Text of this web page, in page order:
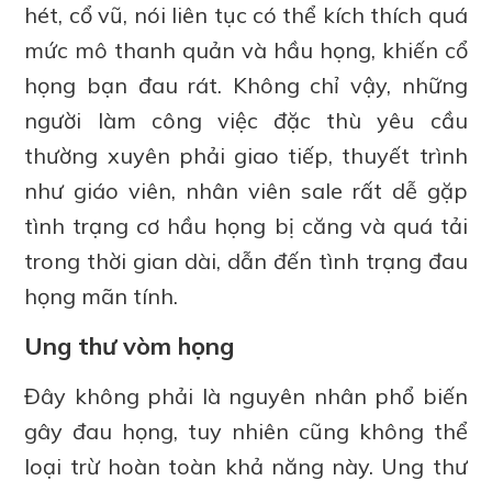
hét, cổ vũ, nói liên tục có thể kích thích quá
mức mô thanh quản và hầu họng, khiến cổ
họng bạn đau rát. Không chỉ vậy, những
người làm công việc đặc thù yêu cầu
thường xuyên phải giao tiếp, thuyết trình
như giáo viên, nhân viên sale rất dễ gặp
tình trạng cơ hầu họng bị căng và quá tải
trong thời gian dài, dẫn đến tình trạng đau
họng mãn tính.
Ung thư vòm họng
Đây không phải là nguyên nhân phổ biến
gây đau họng, tuy nhiên cũng không thể
loại trừ hoàn toàn khả năng này. Ung thư